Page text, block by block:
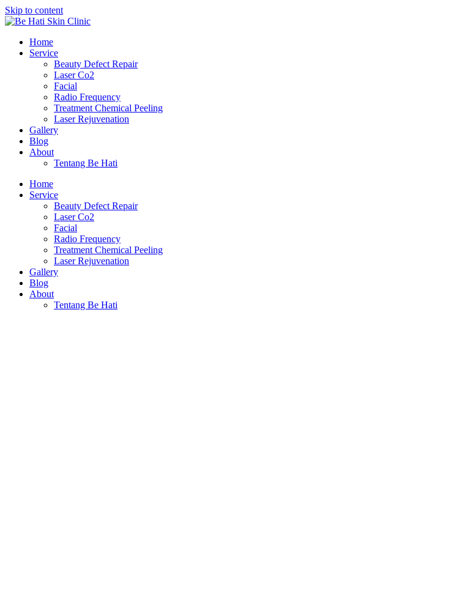
Skip to content
Home
Service
Beauty Defect Repair
Laser Co2
Facial
Radio Frequency
Treatment Chemical Peeling
Laser Rejuvenation
Gallery
Blog
About
Tentang Be Hati
Home
Service
Beauty Defect Repair
Laser Co2
Facial
Radio Frequency
Treatment Chemical Peeling
Laser Rejuvenation
Gallery
Blog
About
Tentang Be Hati